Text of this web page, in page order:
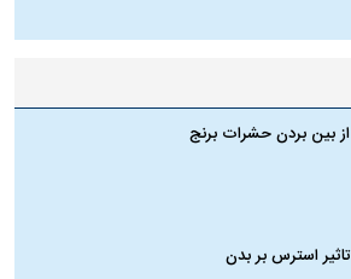
از بین بردن حشرات برنج
تاثیر استرس بر بدن